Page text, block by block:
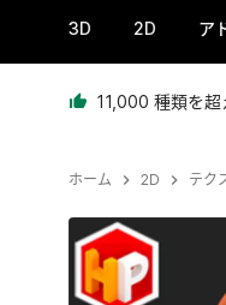
3D 2D ア
11,000 種類を超
ホーム 2D テク
現在のスライド：